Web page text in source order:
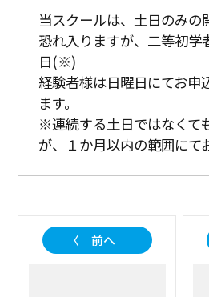
当スクールは、土日のみの
恐れ入りますが、二等初学
日(※)
経験者様は日曜日にてお申
ます。
※連続する土日ではなくて
が、１か月以内の範囲にて
〈 前へ